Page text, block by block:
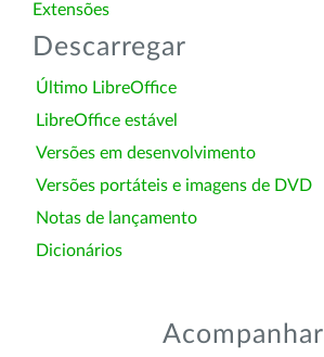
Extensões
Descarregar
Último LibreOffice
LibreOffice estável
Versões em desenvolvimento
Versões portáteis e imagens de DVD
Notas de lançamento
Dicionários
Acompanhar